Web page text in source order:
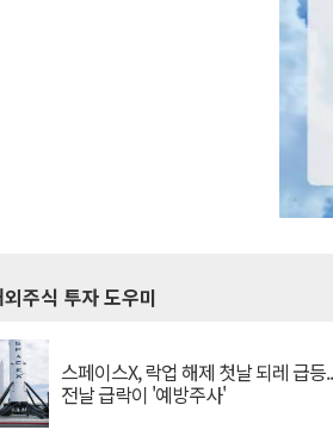
주식 투자 도우미
스페이스X, 락업 해제 첫날 되레 급등
전날 급락이 '예방주사'